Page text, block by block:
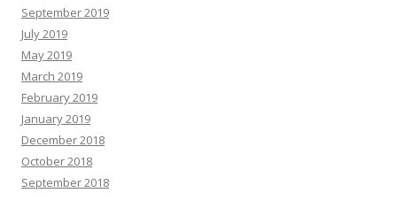
September 2019
July 2019
May 2019
March 2019
February 2019
January 2019
December 2018
October 2018
September 2018